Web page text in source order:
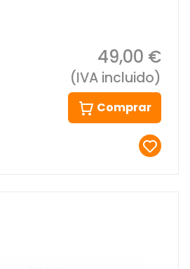
49,00 €
(IVA incluido)
Comprar